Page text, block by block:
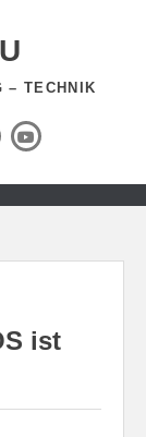
– TECHNIK
YouTube
ist